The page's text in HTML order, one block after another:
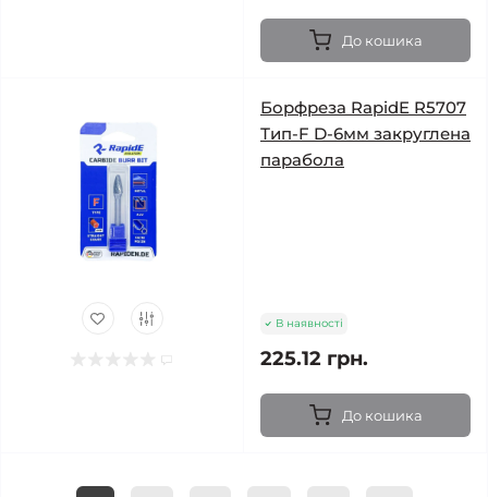
До кошика
Борфреза RapidE R5707
Тип-F D-6мм закруглена
парабола
В наявності
225.12 грн.
До кошика